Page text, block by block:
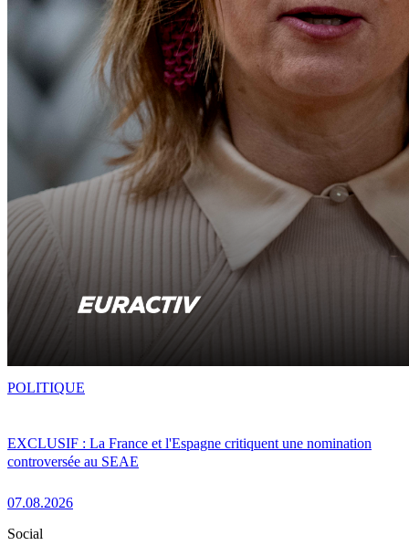
EXCLUSIF : La France et l'Espagne critiquent une nomination
controversée au SEAE
07.08.2026
POLITIQUE
Social